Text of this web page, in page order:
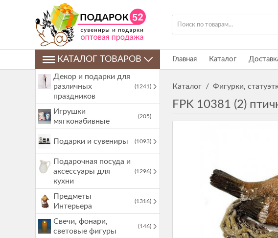
КАТАЛОГ ТОВАРОВ
Декор и подарки для
различных
праздников
(1241)
Игрушки
мягконабивные
(205)
Подарки и сувениры (1093)
Подарочная посуда и
аксессуары для
кухни
(1296)
Предметы
Интерьера
(1316)
Свечи, фонари,
световые фигуры
(146)
Главная Каталог
Каталог / Фигурки,
FPK 10381 (2)